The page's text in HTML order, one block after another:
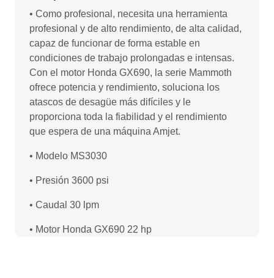
• Como profesional, necesita una herramienta
profesional y de alto rendimiento, de alta calidad,
capaz de funcionar de forma estable en
condiciones de trabajo prolongadas e intensas.
Con el motor Honda GX690, la serie Mammoth
ofrece potencia y rendimiento, soluciona los
atascos de desagüe más difíciles y le
proporciona toda la fiabilidad y el rendimiento
que espera de una máquina Amjet.
• Modelo MS3030
• Presión 3600 psi
• Caudal 30 lpm
• Motor Honda GX690 22 hp